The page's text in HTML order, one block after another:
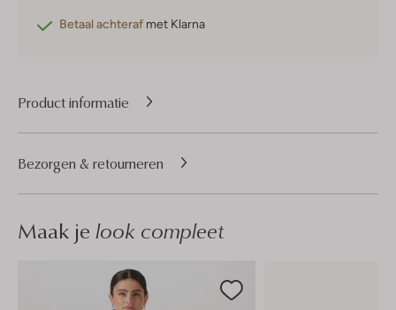
Betaal achteraf met Klarna
Product informatie
Bezorgen & retourneren
Maak je look compleet